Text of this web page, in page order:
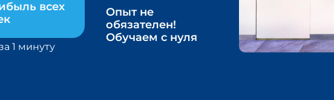
всех
1 минуту
Опыт не
обязателен!
Обучаем с нуля